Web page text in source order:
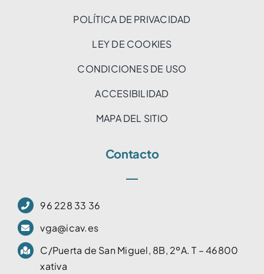
POLÍTICA DE PRIVACIDAD
LEY DE COOKIES
CONDICIONES DE USO
ACCESIBILIDAD
MAPA DEL SITIO
Contacto
96 228 33 36
vga@icav.es
C/Puerta de San Miguel, 8B, 2ºA. T – 46800
xativa